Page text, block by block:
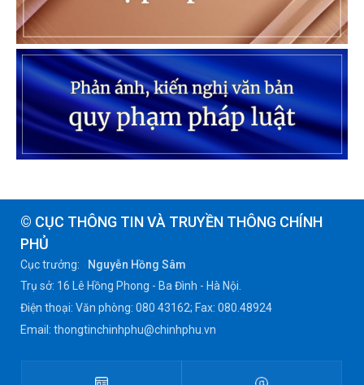
© CỤC THÔNG TIN VÀ TRUYỀN THÔNG CHÍNH
PHỦ
Cục trưởng:
Nguyễn Hồng Sâm
Trụ sở: 16 Lê Hồng Phong - Ba Đình - Hà Nội.
Điện thoại: Văn phòng: 080 43162; Fax: 080.48924
Email: thongtinchinhphu@chinhphu.vn